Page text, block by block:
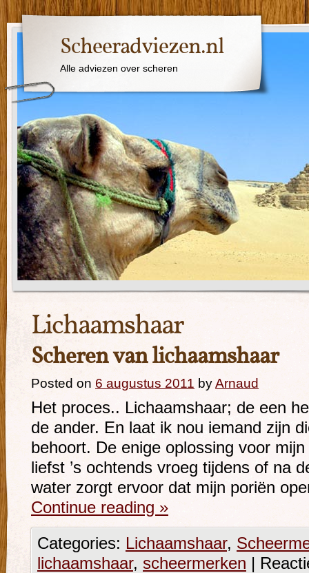
Scheeradviezen.nl
Alle adviezen over scheren
Lichaamshaar
Scheren van lichaamshaar
Posted on 6 augustus 2011 byArnaud
Het proces.. Lichaamshaar; de een
de ander. En laat ik nou iemand zijn
behoort. De enige oplossing voor
liefst ’s ochtends vroeg tijdens of na
water zorgt ervoor dat mijn poriën
Continue reading »
Categories: Lichaamshaar,
lichaamshaar, scheermerken |